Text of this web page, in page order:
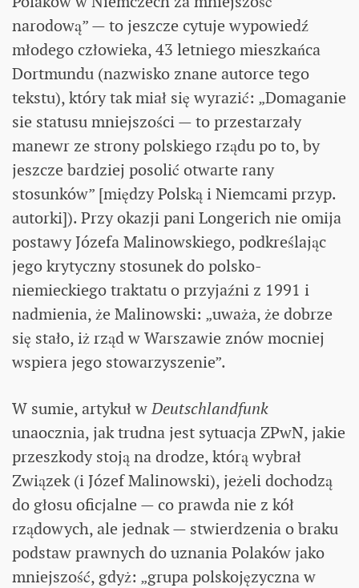
narodową” — to jeszcze cytuje wypowiedź
młodego człowieka, 43 letniego mieszkańca
Dortmundu (nazwisko znane autorce tego
tekstu), który tak miał się wyrazić: „Domaganie
sie statusu mniejszości — to przestarzały
manewr ze strony polskiego rządu po to, by
jeszcze bardziej posolić otwarte rany
stosunków” [między Polską i Niemcami przyp.
autorki]). Przy okazji pani Longerich nie omija
postawy Józefa Malinowskiego, podkreślając
jego krytyczny stosunek do polsko-
niemieckiego traktatu o przyjaźni z 1991 i
nadmienia, że Malinowski: „uważa, że dobrze
się stało, iż rząd w Warszawie znów mocniej
wspiera jego stowarzyszenie”.
W sumie, artykuł wDeutschlandfunk
unaocznia, jak trudna jest sytuacja ZPwN, jakie
przeszkody stoją na drodze, którą wybrał
Związek (i Józef Malinowski), jeżeli dochodzą
do głosu oficjalne — co prawda nie z kół
rządowych, ale jednak — stwierdzenia o braku
podstaw prawnych do uznania Polaków jako
mniejszość, gdyż: „grupa polskojęzyczna w